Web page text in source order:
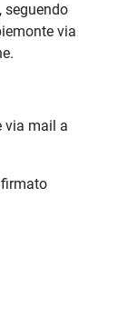
seguendo
via
via mail a